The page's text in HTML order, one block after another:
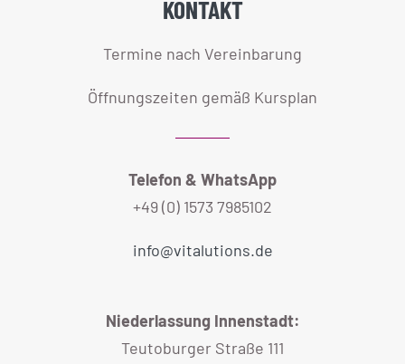
KONTAKT
Termine nach Vereinbarung
Öffnungszeiten gemäß Kursplan
Telefon & WhatsApp
+49 (0) 1573 7985102
info@vitalutions.de
Niederlassung Innenstadt:
Teutoburger Straße 111